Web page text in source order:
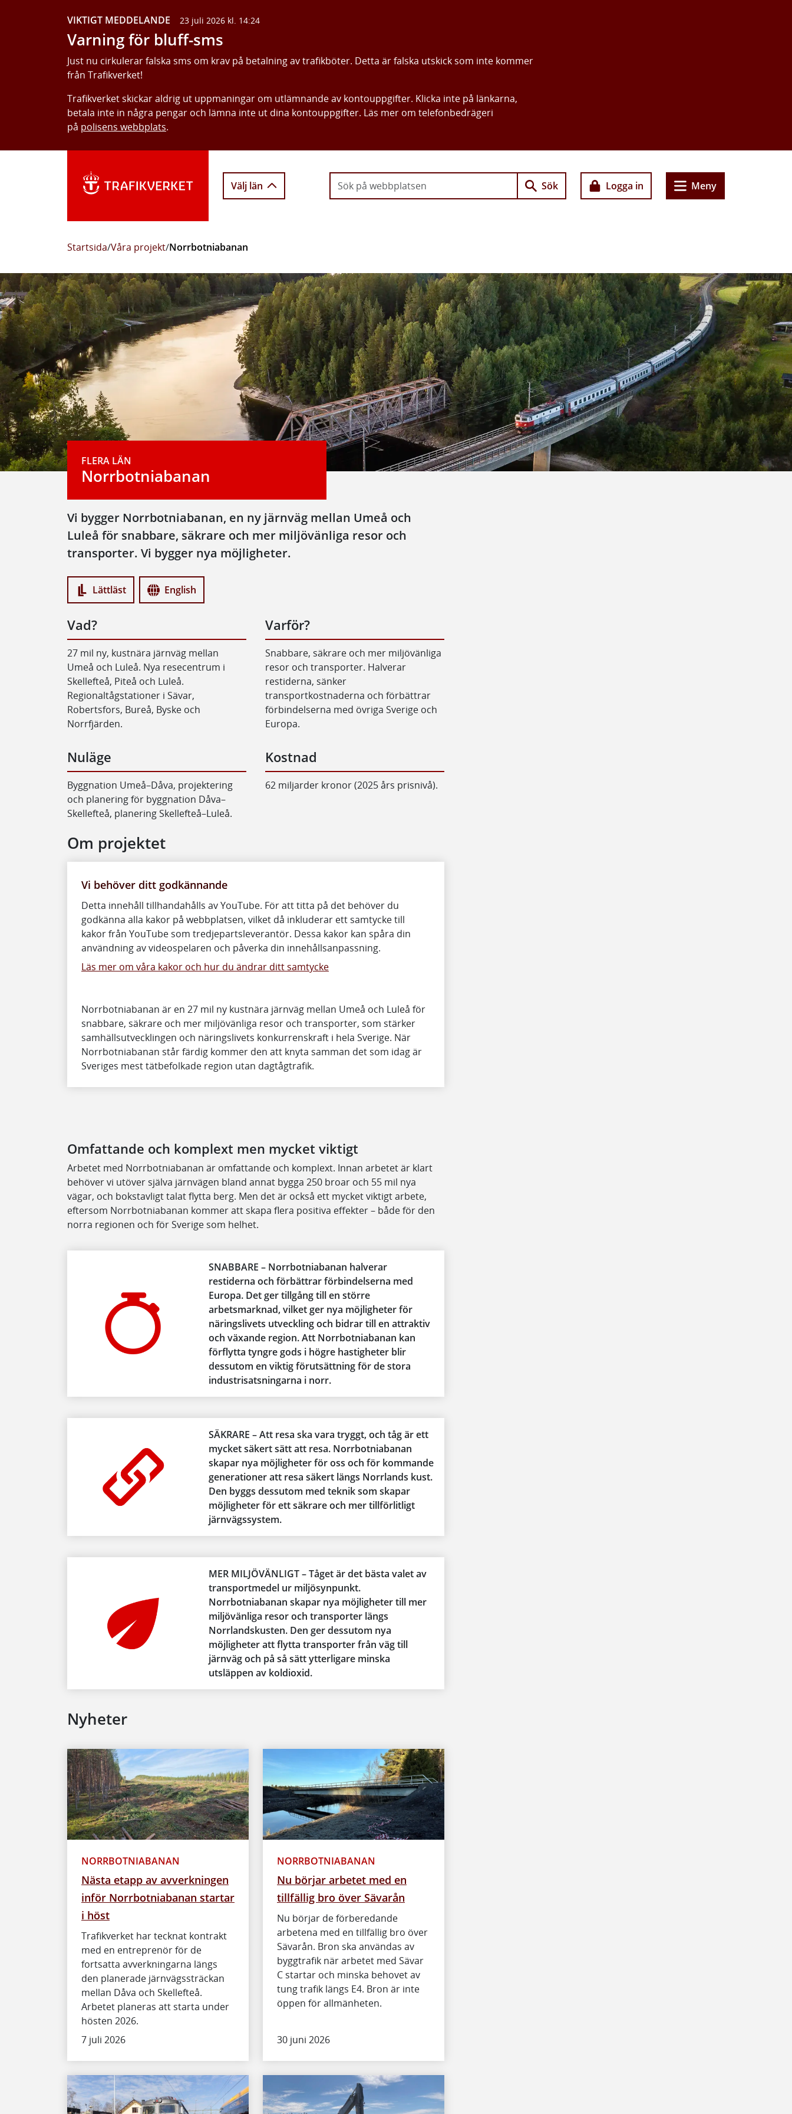
VIKTIGT MEDDELANDE 23 juli 2026 kl. 14:24
Varning för bluff-sms
Just nu cirkulerar falska sms om krav på betalning av trafikböter. Detta är falska utskick som inte kommer
från Trafikverket!
Trafikverket skickar aldrig ut uppmaningar om utlämnande av kontouppgifter. Klicka inte på länkarna,
betala inte in några pengar och lämna inte ut dina kontouppgifter. Läs mer om telefonbedrägeri
på polisens webbplats.
Välj län Sök Logga in Meny
Startsida/Våra projekt/Norrbotniabanan
FLERA LÄN
Norrbotniabanan
Vi bygger Norrbotniabanan, en ny järnväg mellan Umeå och
Luleå för snabbare, säkrare och mer miljövänliga resor och
transporter. Vi bygger nya möjligheter.
Lättläst English
Vad?
27 mil ny, kustnära järnväg mellan
Umeå och Luleå. Nya resecentrum i
Skellefteå, Piteå och Luleå.
Regionaltågstationer i Sävar,
Robertsfors, Bureå, Byske och
Norrfjärden.
Varför?
Snabbare, säkrare och mer miljövänliga
resor och transporter. Halverar
restiderna, sänker
transportkostnaderna och förbättrar
förbindelserna med övriga Sverige och
Europa.
Nuläge
Byggnation Umeå–Dåva, projektering
och planering för byggnation Dåva–
Skellefteå, planering Skellefteå–Luleå.
Kostnad
62 miljarder kronor (2025 års prisnivå).
Om projektet
Vi behöver ditt godkännande
Detta innehåll tillhandahålls av YouTube. För att titta på det behöver du
godkänna alla kakor på webbplatsen, vilket då inkluderar ett samtycke till
kakor från YouTube som tredjepartsleverantör. Dessa kakor kan spåra din
användning av videospelaren och påverka din innehållsanpassning.
Läs mer om våra kakor och hur du ändrar ditt samtycke
Norrbotniabanan är en 27 mil ny kustnära järnväg mellan Umeå och Luleå för
snabbare, säkrare och mer miljövänliga resor och transporter, som stärker
samhällsutvecklingen och näringslivets konkurrenskraft i hela Sverige. När
Norrbotniabanan står färdig kommer den att knyta samman det som idag är
Sveriges mest tätbefolkade region utan dagtågtrafik.
Omfattande och komplext men mycket viktigt
Arbetet med Norrbotniabanan är omfattande och komplext. Innan arbetet är klart
behöver vi utöver själva järnvägen bland annat bygga 250 broar och 55 mil nya
vägar, och bokstavligt talat flytta berg. Men det är också ett mycket viktigt arbete,
eftersom Norrbotniabanan kommer att skapa flera positiva effekter – både för den
norra regionen och för Sverige som helhet.
SNABBARE – Norrbotniabanan halverar
restiderna och förbättrar förbindelserna med
Europa. Det ger tillgång till en större
arbetsmarknad, vilket ger nya möjligheter för
näringslivets utveckling och bidrar till en attraktiv
och växande region. Att Norrbotniabanan kan
förflytta tyngre gods i högre hastigheter blir
dessutom en viktig förutsättning för de stora
industrisatsningarna i norr.
SÄKRARE – Att resa ska vara tryggt, och tåg är ett
mycket säkert sätt att resa. Norrbotniabanan
skapar nya möjligheter för oss och för kommande
generationer att resa säkert längs Norrlands kust.
Den byggs dessutom med teknik som skapar
möjligheter för ett säkrare och mer tillförlitligt
järnvägssystem.
MER MILJÖVÄNLIGT – Tåget är det bästa valet av
transportmedel ur miljösynpunkt.
Norrbotniabanan skapar nya möjligheter till mer
miljövänliga resor och transporter längs
Norrlandskusten. Den ger dessutom nya
möjligheter att flytta transporter från väg till
järnväg och på så sätt ytterligare minska
utsläppen av koldioxid.
Nyheter
NORRBOTNIABANAN
Nästa etapp av avverkningen
inför Norrbotniabanan startar
i höst
Trafikverket har tecknat kontrakt
med en entreprenör för de
fortsatta avverkningarna längs
den planerade järnvägssträckan
mellan Dåva och Skellefteå.
Arbetet planeras att starta under
hösten 2026.
7 juli 2026
NORRBOTNIABANAN
Nu börjar arbetet med en
tillfällig bro över Sävarån
Nu börjar de förberedande
arbetena med en tillfällig bro över
Sävarån. Bron ska användas av
byggtrafik när arbetet med Sävar
C startar och minska behovet av
tung trafik längs E4. Bron är inte
öppen för allmänheten.
30 juni 2026